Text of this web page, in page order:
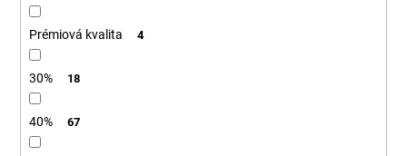
Prémiová kvalita 4
30% 18
40% 67
m